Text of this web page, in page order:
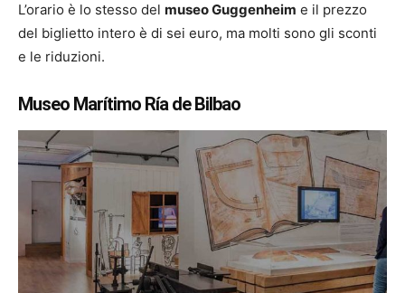
L’orario è lo stesso del museo Guggenheim e il prezzo
del biglietto intero è di sei euro, ma molti sono gli sconti
e le riduzioni.
Museo Marítimo Ría de Bilbao